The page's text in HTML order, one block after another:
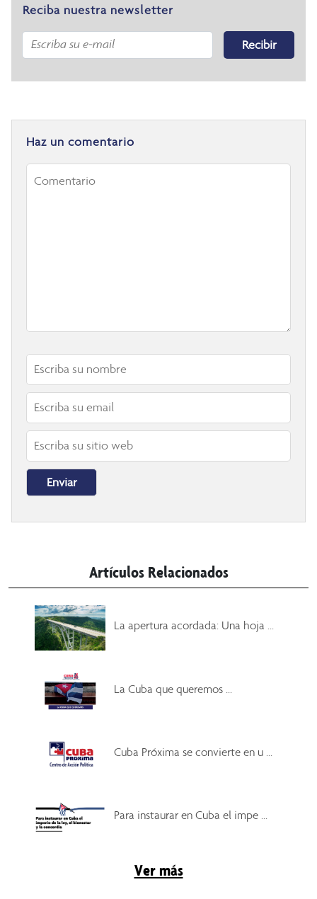
Reciba nuestra newsletter
Recibir
Haz un comentario
Artículos Relacionados
La apertura acordada: Una hoja ...
La Cuba que queremos ...
Cuba Próxima se convierte en u ...
Para instaurar en Cuba el impe ...
Ver más